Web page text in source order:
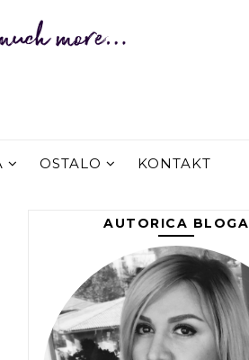
OSTALO KONTAKT
AUTORICA BLOGA